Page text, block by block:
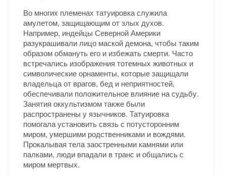
Во многих племенах татуировка служила
амулетом, защищающим от злых духов.
Например, индейцы Северной Америки
разукрашивали лицо маской демона, чтобы таким
образом обмануть его и избежать смерти. Часто
встречались изображения тотемных животных и
символические орнаменты, которые защищали
владельца от врагов, бед и неприятностей,
обеспечивали положительное влияние на судьбу.
Занятия оккультизмом также были
распространены у язычников. Татуировка
помогала установить связь с потусторонним
миром, умершими родственниками и вождями.
Прокалывая тела заостренными камнями или
палками, люди впадали в транс и общались с
миром мертвых.